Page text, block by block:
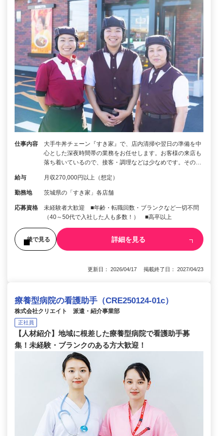
仕事内容
大手牛丼チェーン『すき家』で、店内清掃や翌日の準備を中
心とした深夜時間帯の業務をお任せします。お客様の来店も
落ち着いているので、接客・調理などは少なめです。その…
給与 月収270,000円以上（想定）
勤務地 茨城県の「すき家」各店舗
応募資格
未経験者大歓迎 ■年齢・転職回数・ブランクなど一切不問
（40～50代で入社した人も多数！） ■高卒以上
後で見る 詳細を見る
更新日： 2026/04/17 掲載終了日： 2027/04/23
療養型病院の看護助手（CRE250124-01c）
株式会社クリエイト 派遣・紹介事業部
正社員
【人材紹介】地域に根差した療養型病院で看護助手募
集！未経験・ブランクのある方大歓迎！